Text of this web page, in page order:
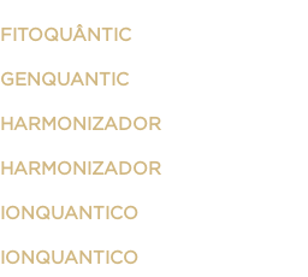
FITOQUÂNTIC
GENQUANTIC
HARMONIZADOR
HARMONIZADOR
IONQUANTICO
IONQUANTICO